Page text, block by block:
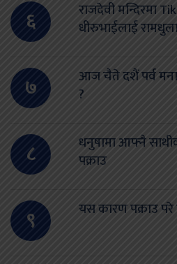
६
राजदेवी मन्दिरमा
धीरुभाईलाई
७
आज चैते दशैं पर्व
?
८
धनुषामा आफ्नै
पक्राउ
९ यस कारण पक्राउ परे